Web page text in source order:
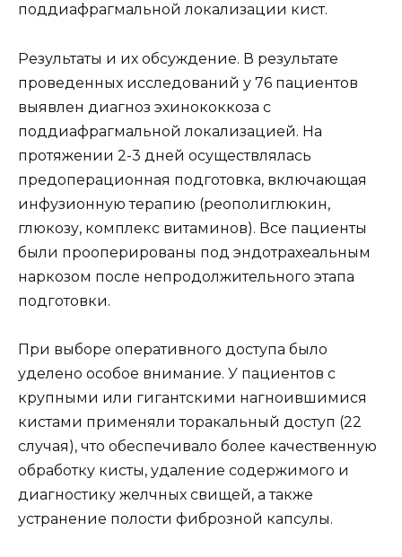
поддиафрагмальной локализации кист.
Результаты и их обсуждение. В результате
проведенных исследований у 76 пациентов
выявлен диагноз эхинококкоза с
поддиафрагмальной локализацией. На
протяжении 2-3 дней осуществлялась
предоперационная подготовка, включающая
инфузионную терапию (реополиглюкин,
глюкозу, комплекс витаминов). Все пациенты
были прооперированы под эндотрахеальным
наркозом после непродолжительного этапа
подготовки.
При выборе оперативного доступа было
уделено особое внимание. У пациентов с
крупными или гигантскими нагноившимися
кистами применяли торакальный доступ (22
случая), что обеспечивало более качественную
обработку кисты, удаление содержимого и
диагностику желчных свищей, а также
устранение полости фиброзной капсулы.